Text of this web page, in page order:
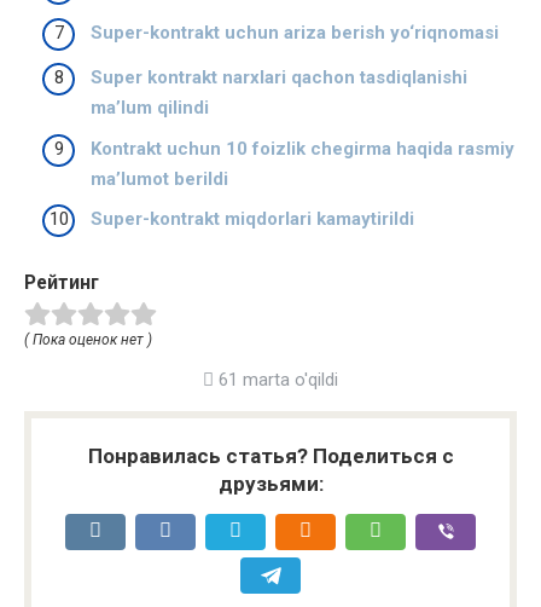
Super-kontrakt uchun ariza berish yo‘riqnomasi
Super kontrakt narxlari qachon tasdiqlanishi
ma’lum qilindi
Kontrakt uchun 10 foizlik chegirma haqida rasmiy
ma’lumot berildi
Super-kontrakt miqdorlari kamaytirildi
Рейтинг
( Пока оценок нет )
61 marta o'qildi
Понравилась статья? Поделиться с
друзьями: